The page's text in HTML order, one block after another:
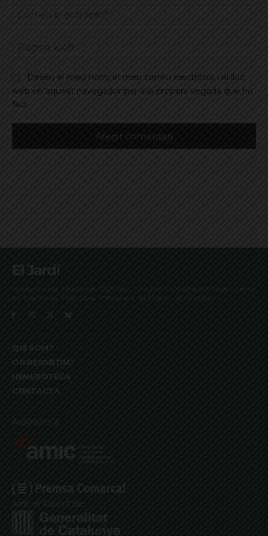
Deseu el meu nom, el meu correu electrònic i el lloc
web en aquest navegador per a la propera vegada que ho
faci.
El Jardí
La Bonanova, Monterols, Galvany, Turó Parc, el Farró, el Putxet, Sarrià,
les Tres Torres, Pedralbes, Vallvidrera, les Planes i el Tibidabo
QUI SOM?
ON REPARTIM?
HEMEROTECA
CONTACTA
Associats a:
Amb el suport de: